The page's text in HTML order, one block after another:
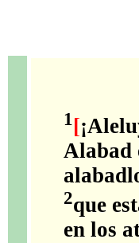
1[
Alabad
2que
en los